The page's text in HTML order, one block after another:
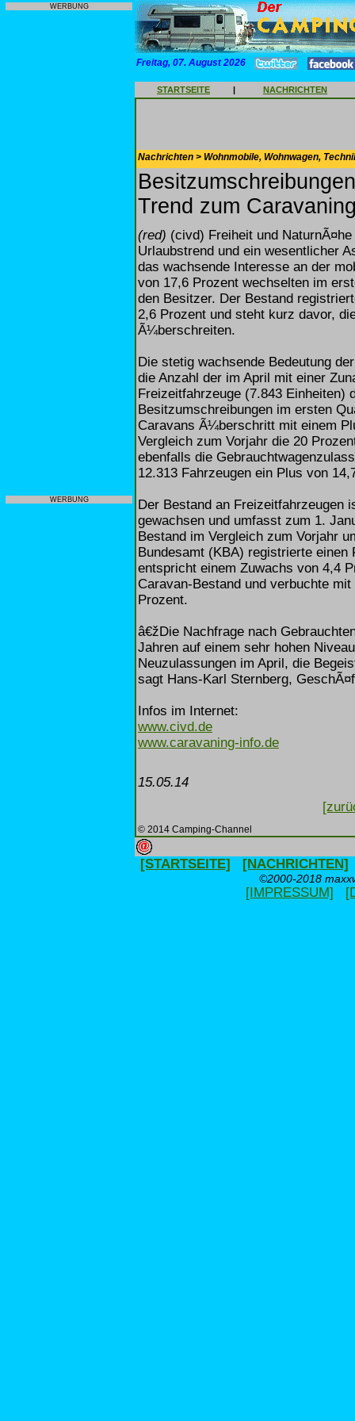
WERBUNG
WERBUNG
Freitag, 07. August 2026
STARTSEITE | NACHRICHTEN
Nachrichten > Wohnmobile, Wohnwagen,
Trend zum
(red) (civd) Freiheit und
Urlaubstrend und ein wesentlicher
das wachsende Interesse an der
von 17,6 Prozent wechselten im
den Besitzer. Der Bestand
2,6 Prozent und steht kurz davor,
Ã¼berschreiten.
Die stetig wachsende Bedeutung
die Anzahl der im April mit einer
Freizeitfahrzeuge (7.843 Einheiten)
Besitzumschreibungen im ersten
Caravans Ã¼berschritt mit einem
Vergleich zum Vorjahr die 20
ebenfalls die
12.313 Fahrzeugen ein Plus von
Der Bestand an Freizeitfahrzeugen
gewachsen und umfasst zum 1.
Bestand im Vergleich zum Vorjahr
Bundesamt (KBA) registrierte einen
entspricht einem Zuwachs von 4,4
Caravan-Bestand und verbuchte
Prozent.
â€žDie Nachfrage nach
Jahren auf einem sehr hohen
Neuzulassungen im April, die
sagt Hans-Karl Sternberg,
Infos im Internet:
www.civd.de
www.caravaning-info.de
15.05.14
© 2014 Camping-Channel
[STARTSEITE] [NACHRICHTEN]
©2000-2018
[IMPRESSUM]